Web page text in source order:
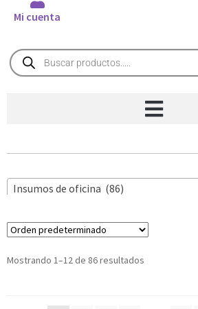
Mi cuenta
Insumos de oficina (86)
Mostrando 1–12 de 86 resultados